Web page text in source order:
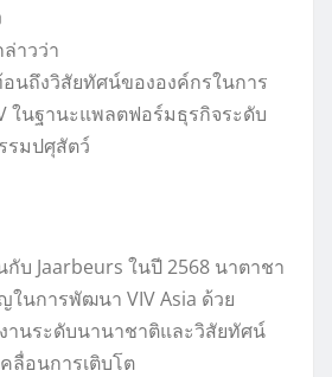
าวว่า
นถึงวิสัยทัศน์ขององค์กรในการ
ในฐานะแพลตฟอร์มธุรกิจระดับ
รมปศุสัตว์
กับ Jaarbeurs ในปี 2568 นาตาชา
นการพัฒนา VIV Asia ด้วย
านระดับนานาชาติและวิสัยทัศน์
ลื่อนการเติบโต